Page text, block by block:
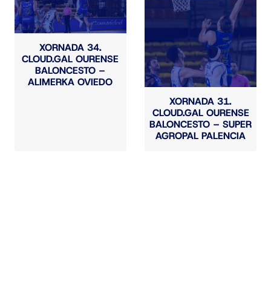
XORNADA 34.
CLOUD.GAL OURENSE
BALONCESTO –
ALIMERKA OVIEDO
XORNADA 31.
CLOUD.GAL OURENSE
BALONCESTO – SUPER
AGROPAL PALENCIA